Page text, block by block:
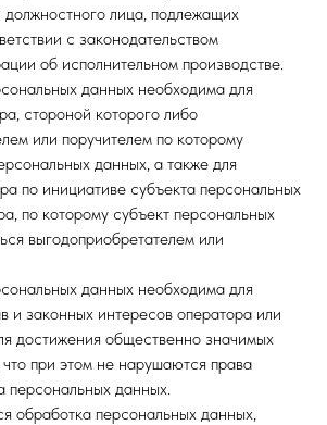
должностного лица, подлежащих
с законодательством
об исполнительном производстве.
данных необходима для
стороной которого либо
или поручителем по которому
данных, а также для
по инициативе субъекта персональных
по которому субъект персональных
выгодоприобретателем или
данных необходима для
и законных интересов оператора или
достижения общественно значимых
при этом не нарушаются права
персональных данных.
обработка персональных данных,